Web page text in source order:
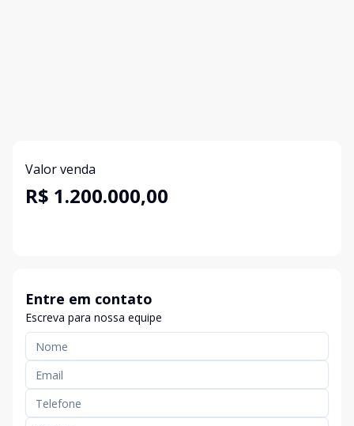
Valor venda
R$ 1.200.000,00
Entre em contato
Escreva para nossa equipe